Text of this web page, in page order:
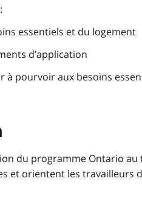
essentiels et du logement
d’application
à pourvoir aux besoins
du programme Ontario au
et orientent les travailleurs